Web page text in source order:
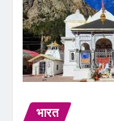
भारत